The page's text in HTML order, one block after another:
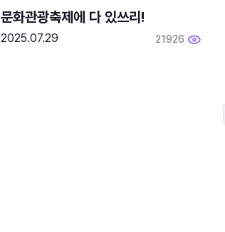
문화관광축제에 다 있쓰리!
2025.07.29 21926